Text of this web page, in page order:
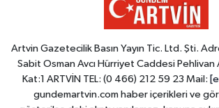
Artvin Gazetecilik Basın Yayın Tic. Ltd. Şti.
Sabit Osman Avcı Hürriyet Caddesi Pehlivan
Kat:1 ARTVİN TEL: (0 466) 212 59 23 Mail:
gundemartvin.com haber içerikleri ve